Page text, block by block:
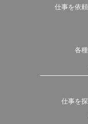
仕事を依
各
仕事を